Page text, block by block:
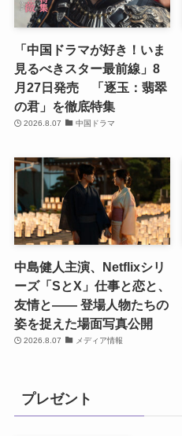
「中国ドラマが好き！いま
見るべきスター最前線」8
月27日発売 「逐玉：翡翠
の君」を徹底特集
2026.8.07 中国ドラマ
中島健人主演、Netflixシリ
ーズ「SとX」仕事と恋と、
友情と―― 登場人物たちの
姿を捉えた場面写真公開
2026.8.07 メディア情報
プレゼント